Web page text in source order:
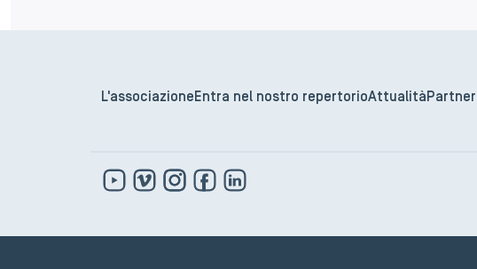
L'associazione Entra nel nostro repertorioAttualità Partner